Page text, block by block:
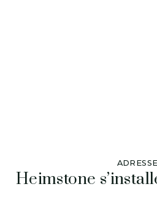
ADRESSE
Heimstone